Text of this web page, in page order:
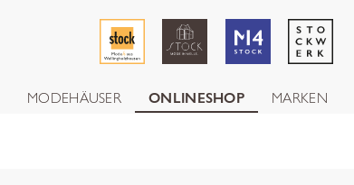
MODEHÄUSER ONLINESHOP MARKEN